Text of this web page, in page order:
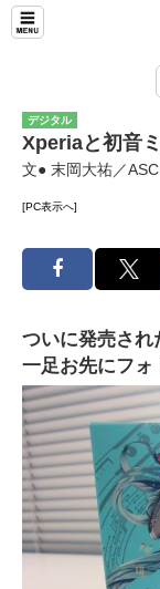
デジタル
Xperiaと初音
文● 末岡大祐／
[PC表示へ]
ついに発売され
一足お先にフォ